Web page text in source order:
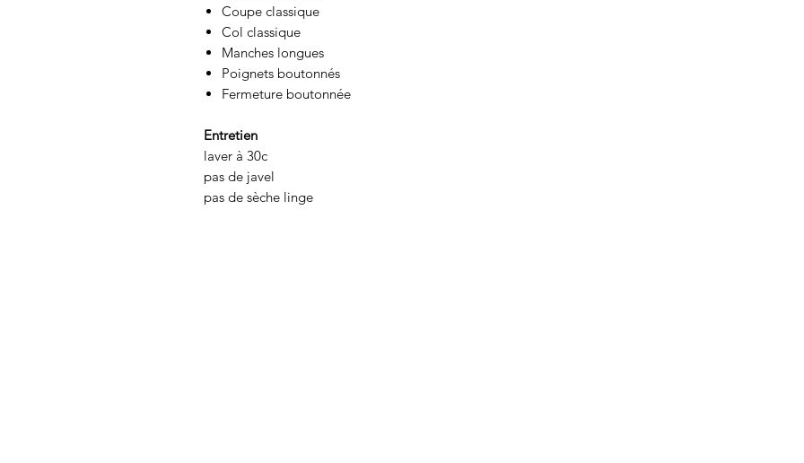
Coupe classique
Col classique
Manches longues
Poignets boutonnés
Fermeture boutonnée
Entretien
laver à 30c
pas de javel
pas de sèche linge